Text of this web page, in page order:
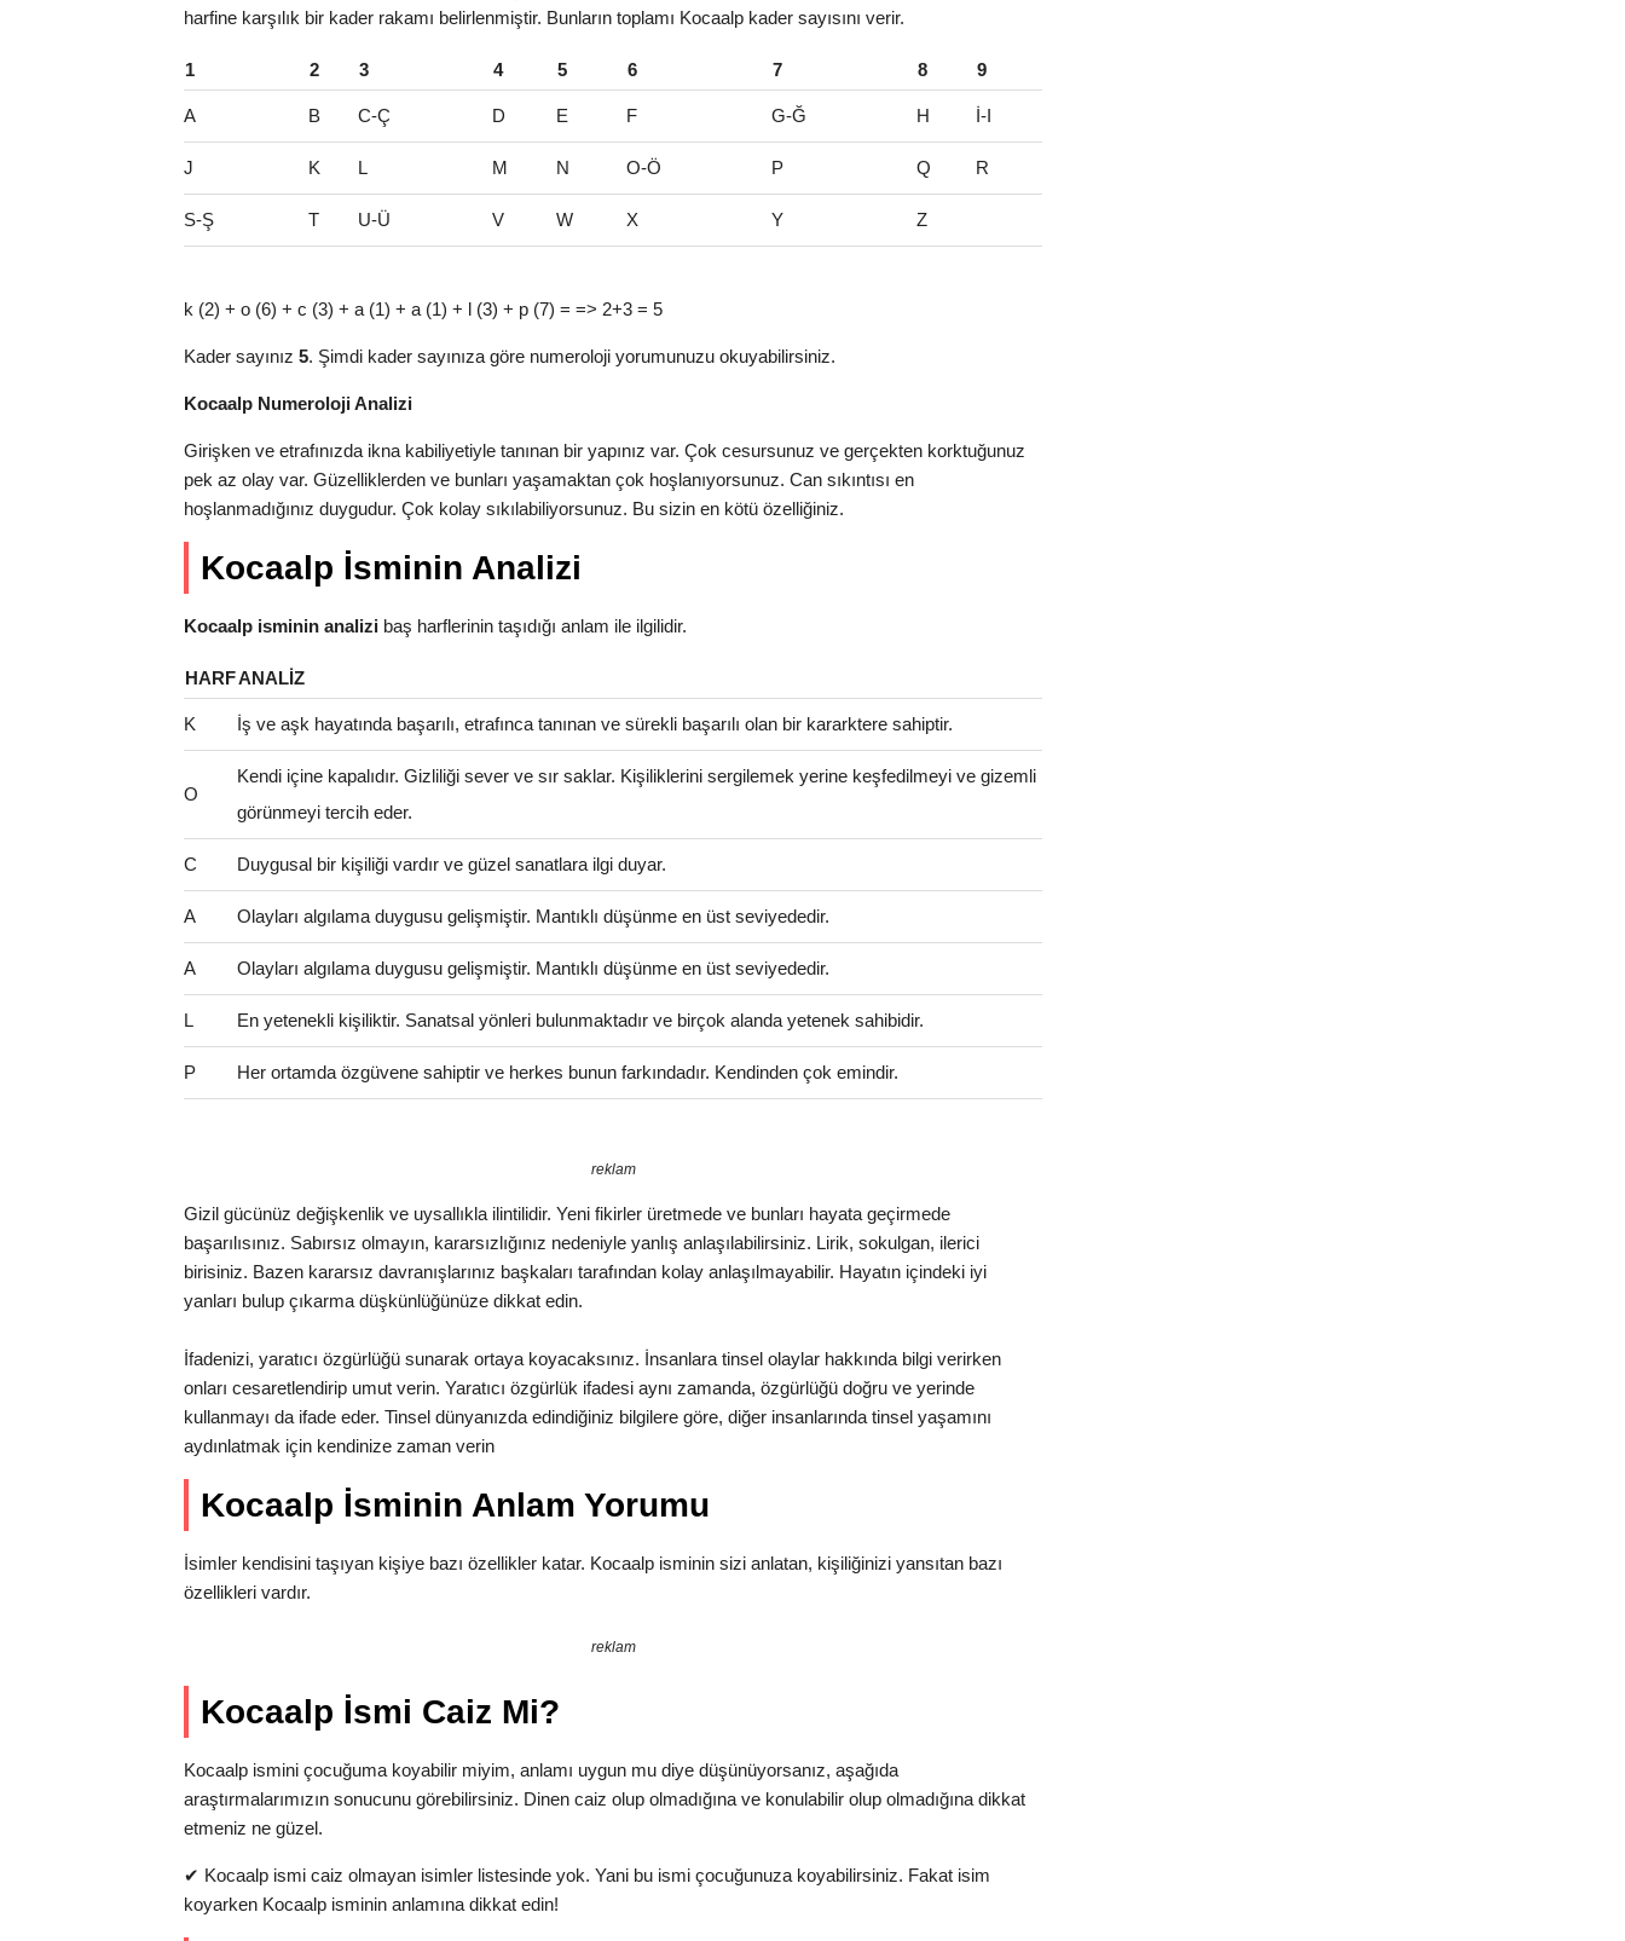
harfine karşılık bir kader rakamı belirlenmiştir. Bunların toplamı Kocaalp kader sayısını verir.
1 2 3 4 5 6 7 8 9
A B C-Ç D E F G-Ğ H İ-I
J K L M N O-Ö P Q R
S-Ş T U-Ü V W X Y Z
k (2) + o (6) + c (3) + a (1) + a (1) + l (3) + p (7) = => 2+3 = 5
Kader sayınız 5. Şimdi kader sayınıza göre numeroloji yorumunuzu okuyabilirsiniz.
Kocaalp Numeroloji Analizi
Girişken ve etrafınızda ikna kabiliyetiyle tanınan bir yapınız var. Çok cesursunuz ve gerçekten korktuğunuz
pek az olay var. Güzelliklerden ve bunları yaşamaktan çok hoşlanıyorsunuz. Can sıkıntısı en
hoşlanmadığınız duygudur. Çok kolay sıkılabiliyorsunuz. Bu sizin en kötü özelliğiniz.
Kocaalp İsminin Analizi
Kocaalp isminin analizi baş harflerinin taşıdığı anlam ile ilgilidir.
HARFANALIZ
K İş ve aşk hayatında başarılı, etrafınca tanınan ve sürekli başarılı olan bir kararktere sahiptir.
O
Kendi içine kapalıdır. Gizliliği sever ve sır saklar. Kişiliklerini sergilemek yerine keşfedilmeyi ve gizemli
görünmeyi tercih eder.
C Duygusal bir kişiliği vardır ve güzel sanatlara ilgi duyar.
A Olayları algılama duygusu gelişmiştir. Mantıklı düşünme en üst seviyededir.
A Olayları algılama duygusu gelişmiştir. Mantıklı düşünme en üst seviyededir.
L En yetenekli kişiliktir. Sanatsal yönleri bulunmaktadır ve birçok alanda yetenek sahibidir.
P Her ortamda özgüvene sahiptir ve herkes bunun farkındadır. Kendinden çok emindir.
reklam
Gizil gücünüz değişkenlik ve uysallıkla ilintilidir. Yeni fikirler üretmede ve bunları hayata geçirmede
başarılısınız. Sabırsız olmayın, kararsızlığınız nedeniyle yanlış anlaşılabilirsiniz. Lirik, sokulgan, ilerici
birisiniz. Bazen kararsız davranışlarınız başkaları tarafından kolay anlaşılmayabilir. Hayatın içindeki iyi
yanları bulup çıkarma düşkünlüğünüze dikkat edin.
İfadenizi, yaratıcı özgürlüğü sunarak ortaya koyacaksınız. İnsanlara tinsel olaylar hakkında bilgi verirken
onları cesaretlendirip umut verin. Yaratıcı özgürlük ifadesi aynı zamanda, özgürlüğü doğru ve yerinde
kullanmayı da ifade eder. Tinsel dünyanızda edindiğiniz bilgilere göre, diğer insanlarında tinsel yaşamını
aydınlatmak için kendinize zaman verin
Kocaalp İsminin Anlam Yorumu
İsimler kendisini taşıyan kişiye bazı özellikler katar. Kocaalp isminin sizi anlatan, kişiliğinizi yansıtan bazı
özellikleri vardır.
reklam
Kocaalp İsmi Caiz Mi?
Kocaalp ismini çocuğuma koyabilir miyim, anlamı uygun mu diye düşünüyorsanız, aşağıda
araştırmalarımızın sonucunu görebilirsiniz. Dinen caiz olup olmadığına ve konulabilir olup olmadığına dikkat
etmeniz ne güzel.
✔ Kocaalp ismi caiz olmayan isimler listesinde yok. Yani bu ismi çocuğunuza koyabilirsiniz. Fakat isim
koyarken Kocaalp isminin anlamına dikkat edin!